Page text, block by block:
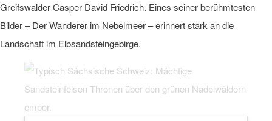
Greifswalder Casper David Friedrich. Eines seiner berühmtesten
Bilder – Der Wanderer im Nebelmeer – erinnert stark an die
Landschaft im Elbsandsteingebirge.